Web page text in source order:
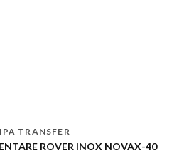
TRANSFER
ROVER INOX NOVAX-40